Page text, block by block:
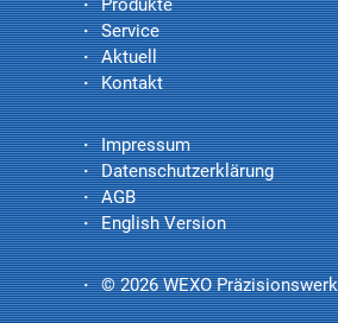
Produkte
Service
Aktuell
Kontakt
Impressum
Datenschutzerklärung
AGB
English Version
© 2026 WEXO